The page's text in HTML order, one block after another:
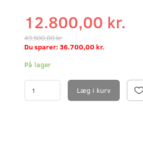
12.800,00 kr.
49.500,00 kr.
Du sparer:36.700,00 kr.
På lager
Læg i kurv